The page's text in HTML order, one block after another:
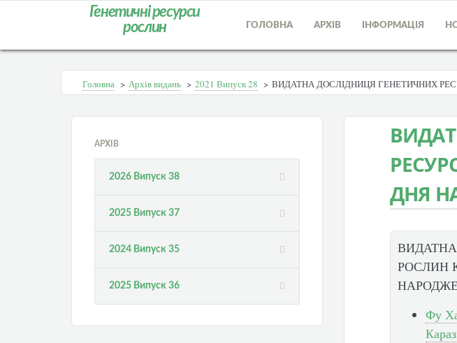
Генетичні ресурси
рослин
ГОЛОВНА АРХІВ ІНФОРМАЦІЯ
Головна > Архів видань > 2021 Випуск 28 > ВИДАТНА ДОСЛІДНИЦЯ ГЕНЕТИЧНИХ
АРХІВ
2026 Випуск 38
2025 Випуск 37
2024 Випуск 35
2025 Випуск 36
ДНЯ
РОСЛИН
Фу